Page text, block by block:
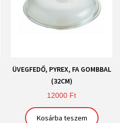
ÜVEGFEDŐ, PYREX, FA GOMBBAL
(32CM)
12000 Ft
Kosárba teszem